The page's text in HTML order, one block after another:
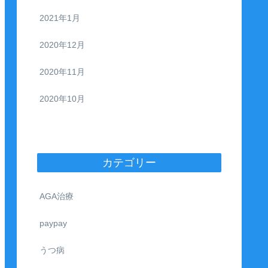
2021年1月
2020年12月
2020年11月
2020年10月
カテゴリー
AGA治療
paypay
うつ病